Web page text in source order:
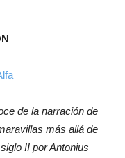
de la narración de
más allá de
II por Antonius